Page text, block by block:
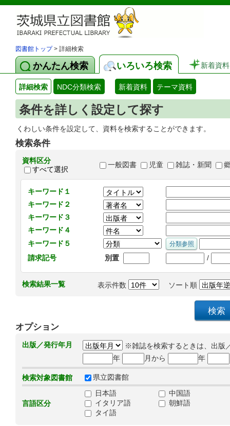
図書館トップ> 詳細検索
かんたん検索 いろいろ検索 新着資料
詳細検索 NDC分類検索 新着資料 テーマ資料
条件を詳しく設定して探す
くわしい条件を設定して、資料を検索することができます。
検索条件
資料区分
すべて選択
一般図書 児童 雑誌・新聞
キーワード１
キーワード２
キーワード３
キーワード４
キーワード５
請求記号
別置 /
検索結果一覧 表示件数 ソート順
オプション
出版／発行年月
※雑誌を検索するときは、出版
年
月から 年
検索対象図書館 県立図書館
言語区分
日本語
中国語
イタリア語
朝鮮語
タイ語